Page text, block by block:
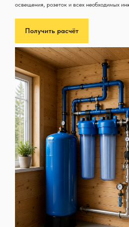
освещения, розеток и всех необходимых
Получить расчёт